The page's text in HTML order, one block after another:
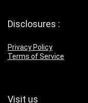
Disclosures :
Privacy Policy
Terms of Service
Visit us